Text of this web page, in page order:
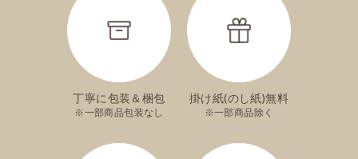
丁寧に包装＆梱包
一部商品包装なし
掛け紙(のし紙)無料
一部商品除く